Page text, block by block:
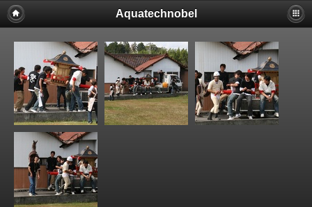
Aquatechnobel